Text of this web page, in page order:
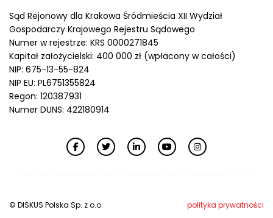
Sąd Rejonowy dla Krakowa Śródmieścia XII Wydział
Gospodarczy Krajowego Rejestru Sądowego
Numer w rejestrze: KRS 0000271845
Kapitał założycielski: 400 000 zł (wpłacony w całości)
NIP: 675-13-55-824
NIP EU: PL6751355824
Regon: 120387931
Numer DUNS: 422180914
© DISKUS Polska Sp. z o.o. polityka prywatności